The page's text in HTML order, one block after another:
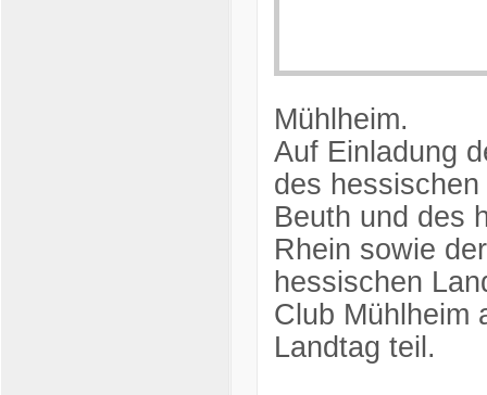
Mühlheim.
Auf Einladung
des
Beuth und des
Rhein sowie
hessischen
Club Mühlheim
Landtag teil.